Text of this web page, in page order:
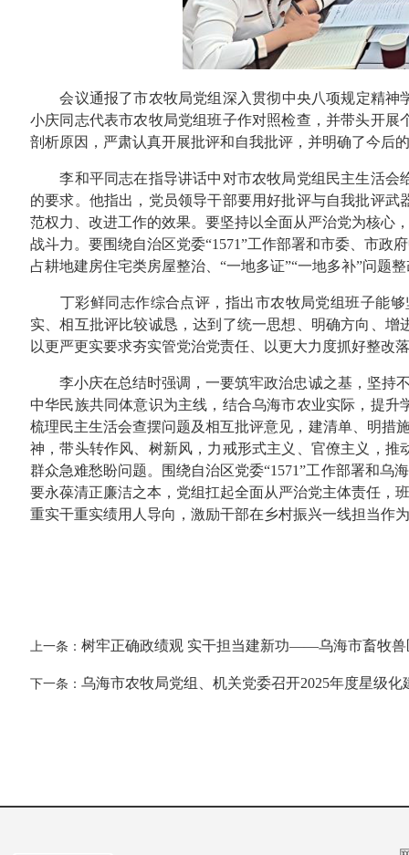
会议通报了市农牧局党组深入贯彻中央八项规定精神
小庆同志代表市农牧局党组班子作对照检查，并带头开
剖析原因，严肃认真开展批评和自我批评，并明确了今后
李和平同志在指导讲话中对市农牧局党组民主生活会
的要求。他指出，党员领导干部要用好批评与自我批评
范权力、改进工作的效果。要坚持以全面从严治党为核心
战斗力。要围绕自治区党委“1571”工作部署和市委、市
占耕地建房住宅类房屋整治、“一地多证”“一地多补”问题
丁彩鲜同志作综合点评，指出市农牧局党组班子能够
实、相互批评比较诚恳，达到了统一思想、明确方向、
以更严更实要求夯实管党治党责任、以更大力度抓好整改
李小庆在总结时强调，一要筑牢政治忠诚之基，坚持不
中华民族共同体意识为主线，结合乌海市农业实际，提
梳理民主生活会查摆问题及相互批评意见，建清单、明措
神，带头转作风、树新风，力戒形式主义、官僚主义，
群众急难愁盼问题。围绕自治区党委“1571”工作部署和乌
要永葆清正廉洁之本，党组扛起全面从严治党主体责任，
重实干重实绩用人导向，激励干部在乡村振兴一线担当作
上一条： 树牢正确政绩观 实干担当建新功——乌海市畜牧兽
下一条： 乌海市农牧局党组、机关党委召开2025年度星级